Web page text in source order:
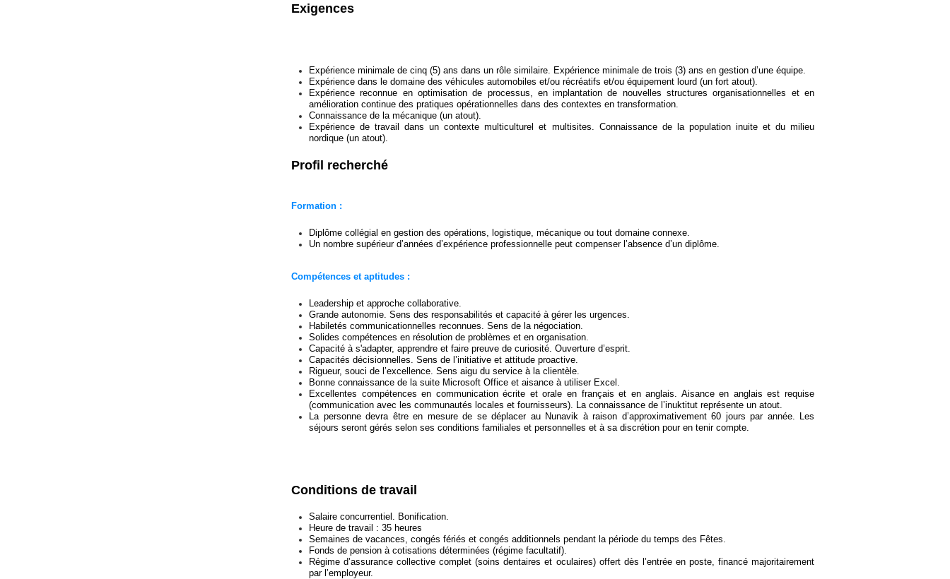
Exigences
Expérience minimale de cinq (5) ans dans un rôle similaire. Expérience minimale de trois (3) ans en gestion d’une équipe.
Expérience dans le domaine des véhicules automobiles et/ou récréatifs et/ou équipement lourd (un fort atout).
Expérience reconnue en optimisation de processus, en implantation de nouvelles structures organisationnelles et en
amélioration continue des pratiques opérationnelles dans des contextes en transformation.
Connaissance de la mécanique (un atout).
Expérience de travail dans un contexte multiculturel et multisites. Connaissance de la population inuite et du milieu
nordique (un atout).
Profil recherché
Formation :
Diplôme collégial en gestion des opérations, logistique, mécanique ou tout domaine connexe.
Un nombre supérieur d’années d’expérience professionnelle peut compenser l’absence d’un diplôme.
Compétences et aptitudes :
Leadership et approche collaborative.
Grande autonomie. Sens des responsabilités et capacité à gérer les urgences.
Habiletés communicationnelles reconnues. Sens de la négociation.
Solides compétences en résolution de problèmes et en organisation.
Capacité à s'adapter, apprendre et faire preuve de curiosité. Ouverture d’esprit.
Capacités décisionnelles. Sens de l’initiative et attitude proactive.
Rigueur, souci de l’excellence. Sens aigu du service à la clientèle.
Bonne connaissance de la suite Microsoft Office et aisance à utiliser Excel.
Excellentes compétences en communication écrite et orale en français et en anglais. Aisance en anglais est requise
(communication avec les communautés locales et fournisseurs). La connaissance de l’inuktitut représente un atout.
La personne devra être en mesure de se déplacer au Nunavik à raison d’approximativement 60 jours par année. Les
séjours seront gérés selon ses conditions familiales et personnelles et à sa discrétion pour en tenir compte.
Conditions de travail
Salaire concurrentiel. Bonification.
Heure de travail : 35 heures
Semaines de vacances, congés fériés et congés additionnels pendant la période du temps des Fêtes.
Fonds de pension à cotisations déterminées (régime facultatif).
Régime d’assurance collective complet (soins dentaires et oculaires) offert dès l’entrée en poste, financé majoritairement
par l’employeur.